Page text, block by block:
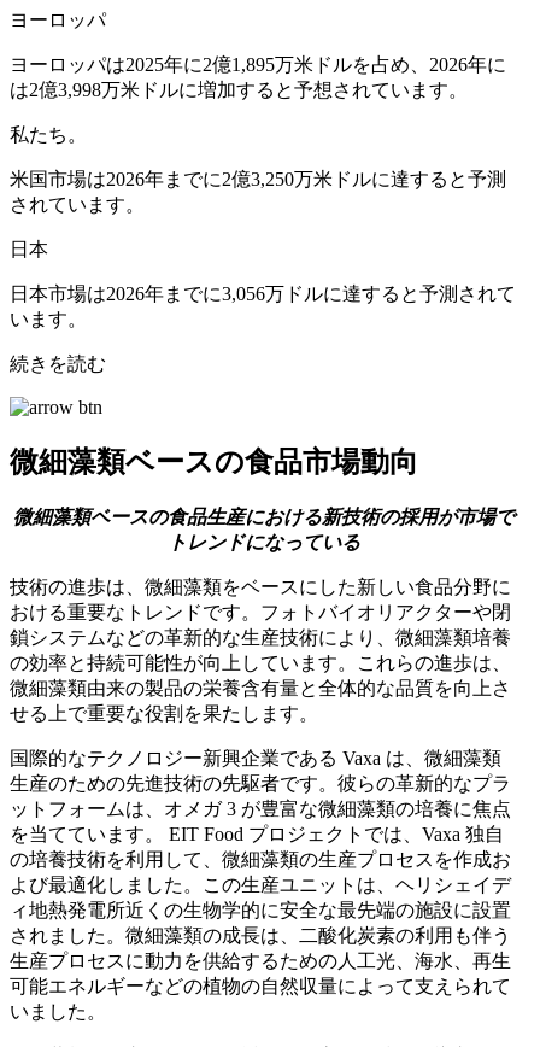
ヨーロッパ
ヨーロッパは2025年に2億1,895万米ドルを占め、2026年に
は2億3,998万米ドルに増加すると予想されています。
私たち。
米国市場は2026年までに2億3,250万米ドルに達すると予測
されています。
日本
日本市場は2026年までに3,056万ドルに達すると予測されて
います。
続きを読む
微細藻類ベースの食品市場動向
微細藻類ベースの食品生産における新技術の採用が市場で
トレンドになっている
技術の進歩は、微細藻類をベースにした新しい食品分野に
おける重要なトレンドです。フォトバイオリアクターや閉
鎖システムなどの革新的な生産技術により、微細藻類培養
の効率と持続可能性が向上しています。これらの進歩は、
微細藻類由来の製品の栄養含有量と全体的な品質を向上さ
せる上で重要な役割を果たします。
国際的なテクノロジー新興企業である Vaxa は、微細藻類
生産のための先進技術の先駆者です。彼らの革新的なプラ
ットフォームは、オメガ 3 が豊富な微細藻類の培養に焦点
を当てています。 EIT Food プロジェクトでは、Vaxa 独自
の培養技術を利用して、微細藻類の生産プロセスを作成お
よび最適化しました。この生産ユニットは、ヘリシェイデ
ィ地熱発電所近くの生物学的に安全な最先端の施設に設置
されました。微細藻類の成長は、二酸化炭素の利用も伴う
生産プロセスに動力を供給するための人工光、海水、再生
可能エネルギーなどの植物の自然収量によって支えられて
いました。